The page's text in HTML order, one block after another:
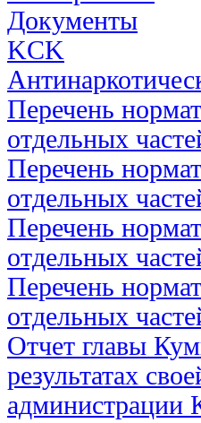
Документы
KCK
Перечень
отдельных
Перечень
отдельных
Перечень
отдельных
Перечень
отдельных
Отчет главы
результатах
администрации